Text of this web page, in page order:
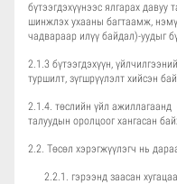
бүтээгдэхүүнээс ялгарах давуу
шинжлэх ухааны багтаамж,
чадвараар илүү байдал)-уудыг
2.1.3 бүтээгдэхүүн,
туршилт, зүгшрүүлэлт хийсэн
2.1.4. төслийн үйл ажиллагаанд
талуудын оролцоог хангасан
2.2. Төсөл хэрэгжүүлэгч нь
2.2.1. гэрээнд заасан